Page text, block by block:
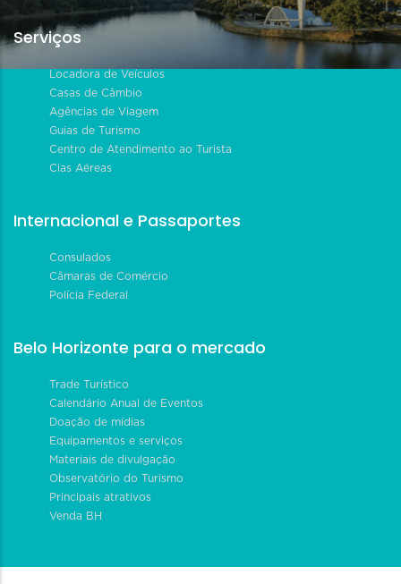
Serviços
Locadora de Veículos
Casas de Câmbio
Agências de Viagem
Guias de Turismo
Centro de Atendimento ao Turista
Cias Aéreas
Internacional e Passaportes
Consulados
Câmaras de Comércio
Polícia Federal
Belo Horizonte para o mercado
Trade Turístico
Calendário Anual de Eventos
Doação de mídias
Equipamentos e serviços
Materiais de divulgação
Observatório do Turismo
Principais atrativos
Venda BH